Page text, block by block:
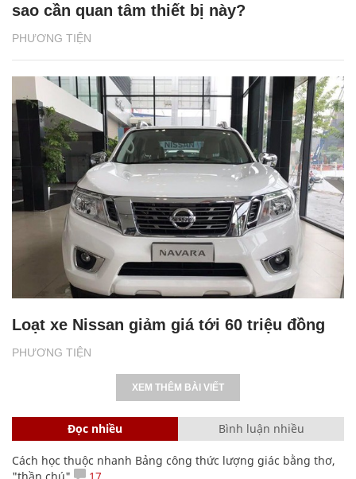
PHƯƠNG TIỆN
sao cần quan tâm thiết bị này?
PHƯƠNG TIỆN
Loạt xe Nissan giảm giá tới 60 triệu đồng
XEM THÊM BÀI VIẾT
Đọc nhiều Bình luận nhiều
Cách học thuộc nhanh Bảng công thức lượng giác bằng thơ,
"thần chú"
17